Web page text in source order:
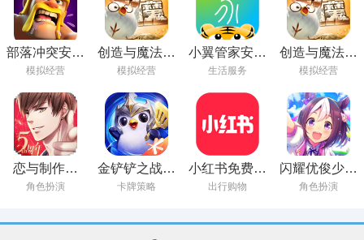
部落冲突安卓
版最新版本下
模拟经营
创造与魔法手
游下载最新版
模拟经营
小翼管家安卓
最新版下载
生活服务
创造与魔法下
载官方版
模拟经营
恋与制作人
2023免费下载
角色扮演
金铲铲之战手
游官方下载免
卡牌策略
小红书免费下
载不用登录
出行购物
闪耀优俊少女
安卓最新版下
角色扮演